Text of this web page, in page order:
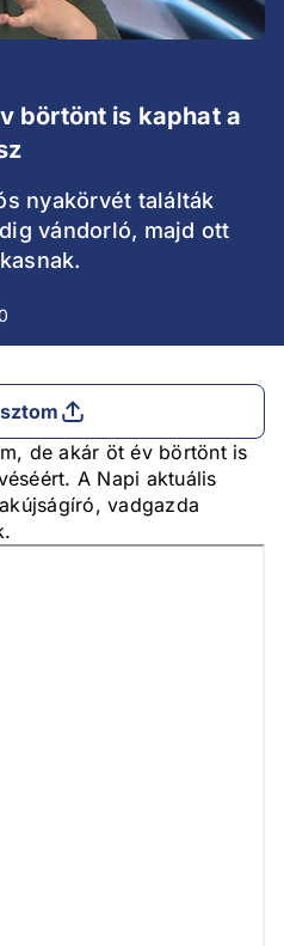
börtönt is kaphat a
nyakörvét találták
vándorló, majd ott
de akár öt év börtönt is
A Napi aktuális
vadgazda